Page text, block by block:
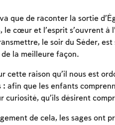
que de raconter la sortie
le cœur et l’esprit s’ouvrent à
le soir du Séder,
la meilleure façon.
cette raison qu’il nous est
: afin que les enfants
curiosité, qu’ils désirent
de cela, les sages ont